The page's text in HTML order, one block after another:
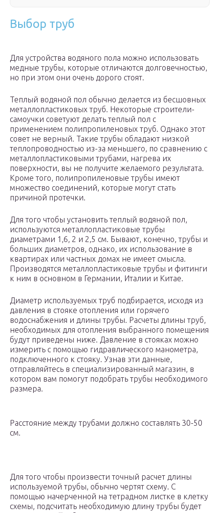
Выбор труб
Для устройства водяного пола можно использовать
медные трубы, которые отличаются долговечностью,
но при этом они очень дорого стоят.
Теплый водяной пол обычно делается из бесшовных
металлопластиковых труб. Некоторые строители-
самоучки советуют делать теплый пол с
применением полипропиленовых труб. Однако этот
совет не верный. Такие трубы обладают низкой
теплопроводностью из-за меньшего, по сравнению с
металлопластиковыми трубами, нагрева их
поверхности, вы не получите желаемого результата.
Кроме того, полипропиленовые трубы имеют
множество соединений, которые могут стать
причиной протечки.
Для того чтобы установить теплый водяной пол,
используются металлопластиковые трубы
диаметрами 1,6, 2 и 2,5 см. Бывают, конечно, трубы и
больших диаметров, однако, их использование в
квартирах или частных домах не имеет смысла.
Производятся металлопластиковые трубы и фитинги
к ним в основном в Германии, Италии и Китае.
Диаметр используемых труб подбирается, исходя из
давления в стояке отопления или горячего
водоснабжения и длины трубы. Расчеты длины труб,
необходимых для отопления выбранного помещения
будут приведены ниже. Давление в стояках можно
измерить с помощью гидравлического манометра,
подключенного к стояку. Узнав эти данные,
отправляйтесь в специализированный магазин, в
котором вам помогут подобрать трубы необходимого
размера.
Расстояние между трубами должно составлять 30-50
см.
Для того чтобы произвести точный расчет длины
используемой трубы, обычно чертят схему. С
помощью начерченной на тетрадном листке в клетку
схемы, подсчитать необходимую длину трубы будет